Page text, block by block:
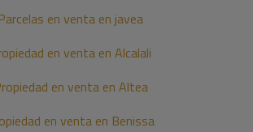
Parcelas en venta en javea
en venta en Alcalali
en venta en Altea
en venta en Benissa